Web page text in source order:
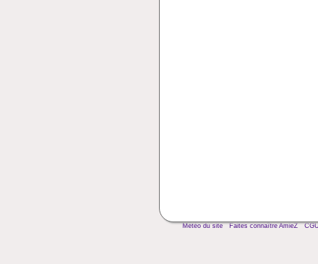
Météo du site Faites connaître AmieZ